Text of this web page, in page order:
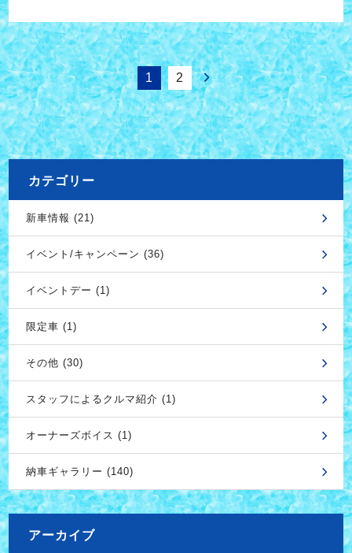
1 2
カテゴリー
新車情報 (21)
イベント/キャンペーン (36)
イベントデー (1)
限定車 (1)
その他 (30)
スタッフによるクルマ紹介 (1)
オーナーズボイス (1)
納車ギャラリー (140)
アーカイブ